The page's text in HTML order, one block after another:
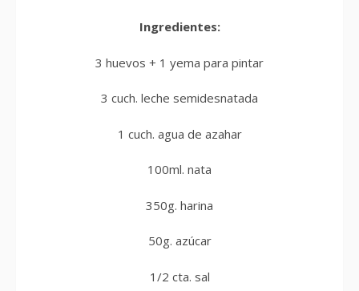
Ingredientes:
3 huevos + 1 yema para pintar
3 cuch. leche semidesnatada
1 cuch. agua de azahar
100ml. nata
350g. harina
50g. azúcar
1/2 cta. sal